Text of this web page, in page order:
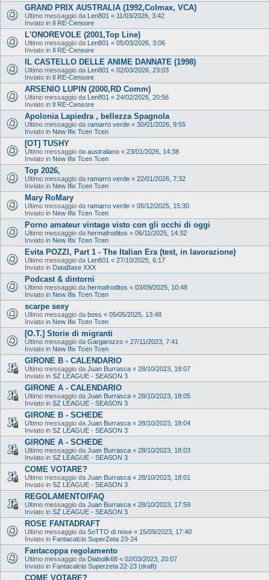
GRAND PRIX AUSTRALIA (1992,Colmax, VCA)
Ultimo messaggio da Len801 « 11/03/2026, 3:42
Inviato in Il RE-Censore
L'ONOREVOLE (2001,Top Line)
Ultimo messaggio da Len801 « 05/03/2026, 3:06
Inviato in Il RE-Censore
IL CASTELLO DELLE ANIME DANNATE (1998)
Ultimo messaggio da Len801 « 02/03/2026, 23:03
Inviato in Il RE-Censore
ARSENIO LUPIN (2000,RD Comm)
Ultimo messaggio da Len801 « 24/02/2026, 20:56
Inviato in Il RE-Censore
Apolonia Lapiedra , bellezza Spagnola
Ultimo messaggio da ramarro verde « 30/01/2026, 9:55
Inviato in New Ifix Tcen Tcen
[OT] TUSHY
Ultimo messaggio da australiano « 23/01/2026, 14:38
Inviato in New Ifix Tcen Tcen
Top 2026,
Ultimo messaggio da ramarro verde « 22/01/2026, 7:32
Inviato in New Ifix Tcen Tcen
Mary RoMary
Ultimo messaggio da ramarro verde « 05/12/2025, 15:30
Inviato in New Ifix Tcen Tcen
Porno amateur vintage visto con gli occhi di oggi
Ultimo messaggio da hermafroditos « 06/11/2025, 14:32
Inviato in New Ifix Tcen Tcen
Evita POZZI, Part 1 - The Italian Era (test, in lavorazione)
Ultimo messaggio da Len801 « 27/10/2025, 6:17
Inviato in DataBase XXX
Podcast & dintorni
Ultimo messaggio da hermafroditos « 03/09/2025, 10:48
Inviato in New Ifix Tcen Tcen
scarpe sexy
Ultimo messaggio da boss « 05/05/2025, 13:48
Inviato in New Ifix Tcen Tcen
[O.T.] Storie di migranti
Ultimo messaggio da Gargarozzo « 27/11/2023, 7:41
Inviato in New Ifix Tcen Tcen
GIRONE B - CALENDARIO
Ultimo messaggio da Juan Burrasca « 28/10/2023, 18:07
Inviato in SZ LEAGUE - SEASON 3
GIRONE A - CALENDARIO
Ultimo messaggio da Juan Burrasca « 28/10/2023, 18:05
Inviato in SZ LEAGUE - SEASON 3
GIRONE B - SCHEDE
Ultimo messaggio da Juan Burrasca « 28/10/2023, 18:04
Inviato in SZ LEAGUE - SEASON 3
GIRONE A - SCHEDE
Ultimo messaggio da Juan Burrasca « 28/10/2023, 18:03
Inviato in SZ LEAGUE - SEASON 3
COME VOTARE?
Ultimo messaggio da Juan Burrasca « 28/10/2023, 18:01
Inviato in SZ LEAGUE - SEASON 3
REGOLAMENTO/FAQ
Ultimo messaggio da Juan Burrasca « 28/10/2023, 17:59
Inviato in SZ LEAGUE - SEASON 3
ROSE FANTADRAFT
Ultimo messaggio da SoTTO di nove « 15/09/2023, 17:40
Inviato in Fantacalcio SuperZeta 23-24
Fantacoppa regolamento
Ultimo messaggio da Diabolik68 « 02/03/2023, 20:07
Inviato in Fantacalcio Superzeta 22-23 (draft)
COME VOTARE?